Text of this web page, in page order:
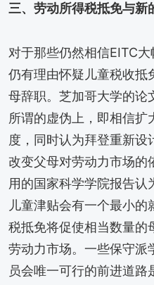
三、劳动所得税抵免与新
对于那些仍然相信EITC
仍有理由怀疑儿童税收抵
母辞职。芝加哥大学的论
所谓的虚伪上，即相信扩
度，同时认为拜登重新
改变父母对劳动力市场的
用的国家科学学院报告认
儿童津贴会有一个最小
税抵免将促使相当数量
劳动力市场。一些保守派
员会唯一可行的前进道路